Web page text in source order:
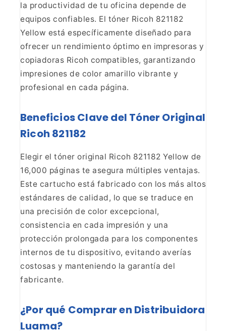
la productividad de tu oficina depende de
equipos confiables. El tóner Ricoh 821182
Yellow está específicamente diseñado para
ofrecer un rendimiento óptimo en impresoras y
copiadoras Ricoh compatibles, garantizando
impresiones de color amarillo vibrante y
profesional en cada página.
Beneficios Clave del Tóner Original
Ricoh 821182
Elegir el tóner original Ricoh 821182 Yellow de
16,000 páginas te asegura múltiples ventajas.
Este cartucho está fabricado con los más altos
estándares de calidad, lo que se traduce en
una precisión de color excepcional,
consistencia en cada impresión y una
protección prolongada para los componentes
internos de tu dispositivo, evitando averías
costosas y manteniendo la garantía del
fabricante.
¿Por qué Compraren Distribuidora
Luama?